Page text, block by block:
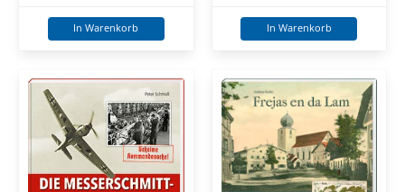
In Warenkorb In Warenkorb